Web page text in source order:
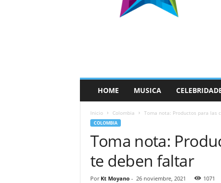
a
HOME MUSICA
Inicio Colombia Toma nota: Productos para las
COLOMBIA
Toma nota:
te deben faltar
Por Kt Moyano- 26 noviembre, 2021 1071